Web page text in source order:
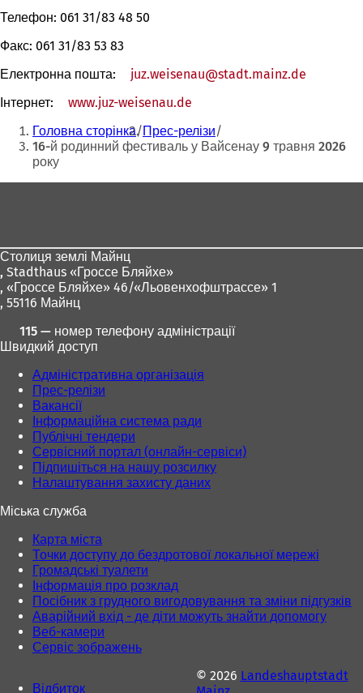
Телефон: 061 31/83 48 50
Факс: 061 31/83 53 83
Електронна пошта:
juz.weisenau stadt.mainz de
Інтернет:
www.juz-weisenau.de
новій
вкладці)
Ти
тут:
Головна сторінка Прес-релізи
16-й родинний фестиваль у Вайсенау 9 травня 2026
року
Столиця землі Майнц
, Stadthaus «Гроссе Бляйхе»
, «Гроссе Бляйхе» 46/«Льовенхофштрассе» 1
, 55116 Майнц
115 — номер телефону адміністрації
Швидкий доступ
Адміністративна організація
Прес-релізи
Вакансії
Інформаційна система ради
Публічні тендери
Сервісний портал (онлайн-сервіси)
Підпишіться на нашу розсилку
Налаштування захисту даних
Міська служба
Карта міста
Точки доступу до бездротової локальної мережі
Громадські туалети
Інформація про розклад
Посібник з грудного вигодовування та зміни підгузків
Аварійний вхід - де діти можуть знайти допомогу
Веб-камери
Сервіс зображень
Відбиток
© 2026 Landeshauptstadt